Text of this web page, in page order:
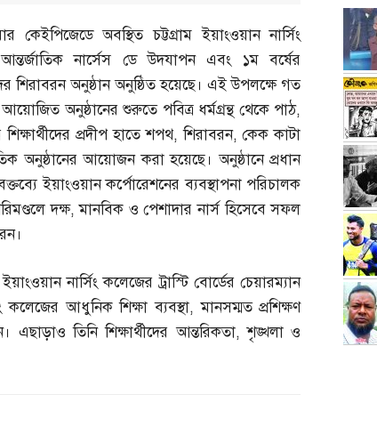
কেইপিজেডে অবস্থিত চট্টগ্রাম ইয়াংওয়ান নার্সিং
নার্সেস ডে উদযাপন এবং ১ম বর্ষের
শিরাবরন অনুষ্ঠান অনুষ্ঠিত হয়েছে। এই উপলক্ষে গত
অনুষ্ঠানের শুরুতে পবিত্র ধর্মগ্রন্থ থেকে পাঠ,
শিক্ষার্থীদের প্রদীপ হাতে শপথ,শিরাবরন,কেক কাটা
অনুষ্ঠানের আয়োজন করা হয়েছে। অনুষ্ঠানে প্রধান
ইয়াংওয়ান কর্পোরেশনের ব্যবস্থাপনা পরিচালক
দক্ষ,মানবিক ও পেশাদার নার্স হিসেবে সফল
নার্সিং কলেজের ট্রাস্টি বোর্ডের চেয়ারম্যান
কলেজের আধুনিক শিক্ষা ব্যবস্থা,মানসম্মত প্রশিক্ষণ
তিনি শিক্ষার্থীদের আন্তরিকতা,শৃঙ্খলা ও